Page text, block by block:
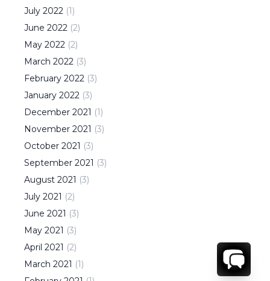
July 2022 (1)
June 2022 (2)
May 2022 (2)
March 2022 (3)
February 2022 (3)
January 2022 (3)
December 2021 (1)
November 2021 (3)
October 2021 (3)
September 2021 (3)
August 2021 (3)
July 2021 (2)
June 2021 (3)
May 2021 (3)
April 2021 (2)
March 2021 (1)